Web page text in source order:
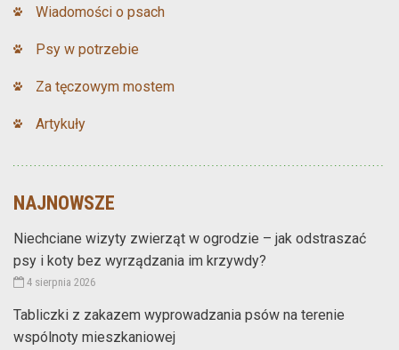
Wiadomości o psach
Psy w potrzebie
Za tęczowym mostem
Artykuły
NAJNOWSZE
Niechciane wizyty zwierząt w ogrodzie – jak odstraszać
psy i koty bez wyrządzania im krzywdy?
4 sierpnia 2026
Tabliczki z zakazem wyprowadzania psów na terenie
wspólnoty mieszkaniowej